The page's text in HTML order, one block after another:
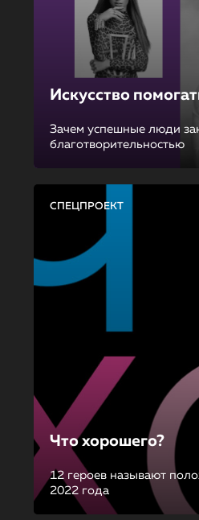
Искусство
Зачем успешные люди
благотворительностью
СПЕЦПРОЕКТ
Что хорошего?
12 героев называют
2022 года